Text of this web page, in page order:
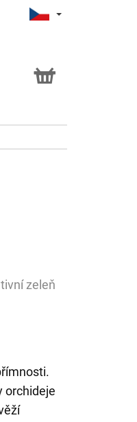
zeleň
orchideje